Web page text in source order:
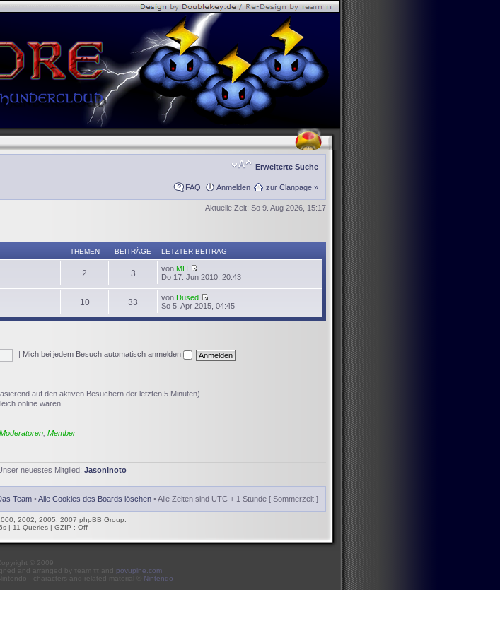
Erweiterte Suche
FAQ Anmelden zur Clanpage »
Aktuelle Zeit: So 9. Aug 2026, 15:17
THEMEN BEITRÄGE LETZTER BEITRAG
2 3 von MH
Do 17. Jun 2010, 20:43
10 33 von Dused
So 5. Apr 2015, 04:45
Mich bei jedem Besuch automatisch anmelden
auf den aktiven Besuchern der letzten 5 Minuten)
online waren.
Member
neuestes Mitglied: JasonInoto
Team •Alle Cookies des Boards löschen • Alle Zeiten sind UTC + 1 Stunde [ Sommerzeit ]
2002, 2005, 2007 phpBB Group.
| 11 Queries | GZIP : Off
© 2009
and arranged by τeam ττ and povupine.com
- characters and related material © Nintendo